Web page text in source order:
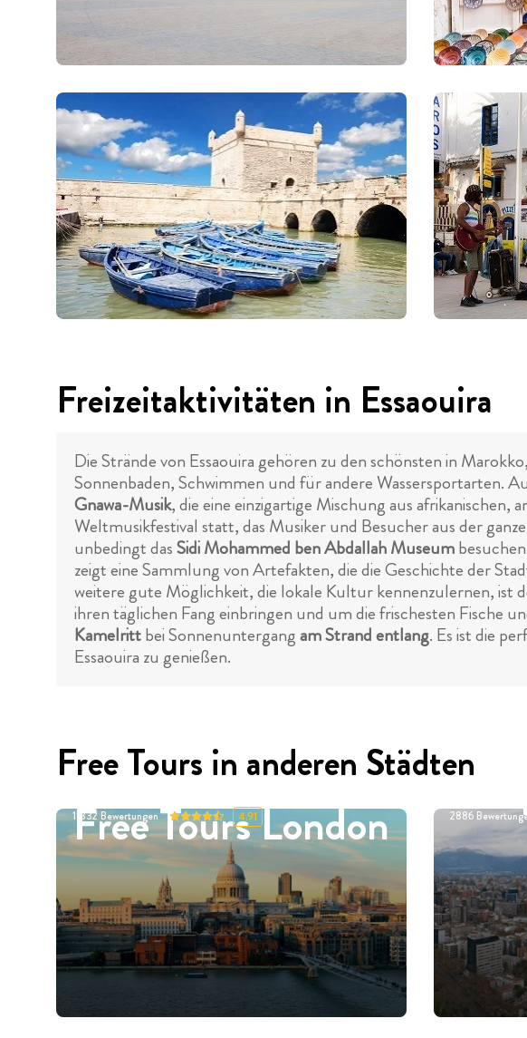
Freizeitaktivitäten in Essaouira
Die Strände von Essaouira gehören zu den schönsten in
Sonnenbaden, Schwimmen und für andere Wassersportarten.
Gnawa-Musik, die eine einzigartige Mischung aus
Weltmusikfestival statt, das Musiker und Besucher aus der
unbedingt dasSidi Mohammed ben Abdallah Museum
zeigt eine Sammlung von Artefakten, die die Geschichte der
weitere gute Möglichkeit, die lokale Kultur kennenzulernen, ist
ihren täglichen Fang einbringen und um die frischesten Fische
Kamelrittbei Sonnenuntergangam Strand entlang. Es ist die
Essaouira zu genießen.
Free Tours in anderen Städten
Free Tours London
11332 Bewertungen 4.91 2886